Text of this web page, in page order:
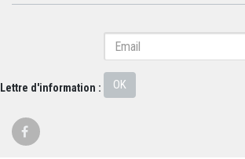
Lettre d'information : OK